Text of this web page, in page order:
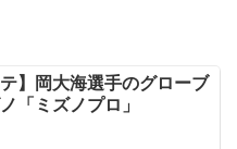
テ】岡大海選手のグローブ
「ミズノプロ」